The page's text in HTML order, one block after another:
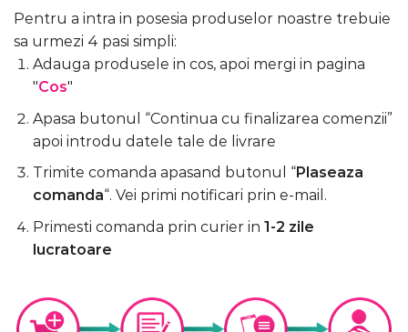
Pentru a intra in posesia produselor noastre trebuie
sa urmezi 4 pasi simpli:
Adauga produsele in cos, apoi mergi in pagina
"Cos"
Apasa butonul “Continua cu finalizarea comenzii”
apoi introdu datele tale de livrare
Trimite comanda apasand butonul “Plaseaza
comanda“. Vei primi notificari prin e-mail.
Primesti comanda prin curier in 1-2 zile
lucratoare